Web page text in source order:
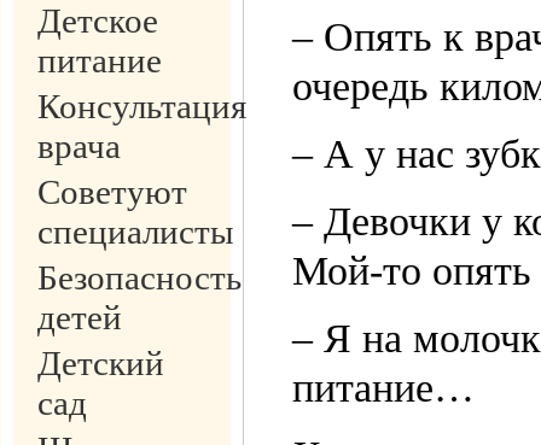
Детское
питание
Консультация
врача
Советуют
специалисты
Безопасность
детей
Детский
сад
– Опять к
очередь
– А у нас
– Девочки у
Мой-то
– Я на
питание…